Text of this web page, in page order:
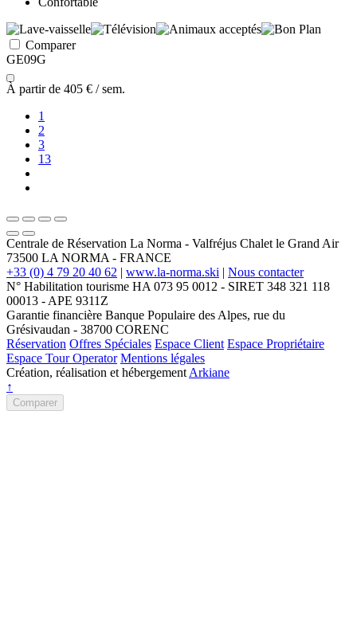
Comparer
GE09G
À partir de 405 € / sem.
1
2
3
13
Centrale de Réservation La Norma - Valfréjus Chalet le Grand Air
73500 LA NORMA - FRANCE
+33 (0) 4 79 20 40 62 | www.la-norma.ski | Nous contacter
N° Habilitation tourisme HA 073 95 0012 - SIRET 348 321 118
00013 - APE 9311Z
Garantie financière Banque Populaire des Alpes, rue du
Grésivaudan - 38700 CORENC
Réservation Offres Spéciales Espace Client Espace Propriétaire
Espace Tour Operator Mentions légales
Création, réalisation et hébergement Arkiane
↑
Comparer